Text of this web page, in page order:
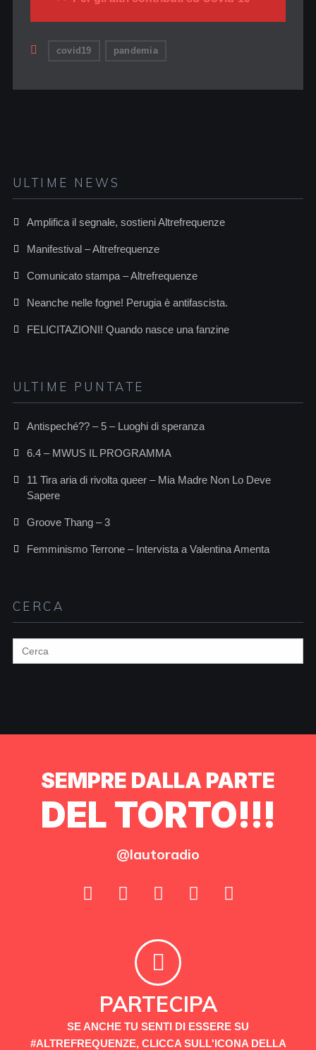
covid19 pandemia
ULTIME NEWS
Amplifica il segnale, sostieni Altrefrequenze
Manifestival – Altrefrequenze
Comunicato stampa – Altrefrequenze
Neanche nelle fogne! Perugia è antifascista.
FELICITAZIONI! Quando nasce una fanzine
ULTIME PUNTATE
Antispeché?? – 5 – Luoghi di speranza
6.4 – MWUS IL PROGRAMMA
11 Tira aria di rivolta queer – Mia Madre Non Lo Deve
Sapere
Groove Thang – 3
Femminismo Terrone – Intervista a Valentina Amenta
CERCA
Search
for:
SEMPRE DALLA PARTE
DEL TORTO!!!
@lautoradio
PARTECIPA
SE ANCHE TU SENTI DI ESSERE SU
#ALTREFREQUENZE, CLICCA SULL'ICONA DELLA